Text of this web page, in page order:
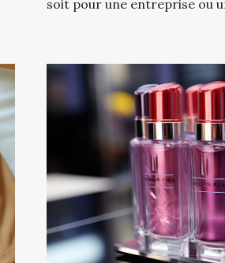
soit pour une entreprise ou